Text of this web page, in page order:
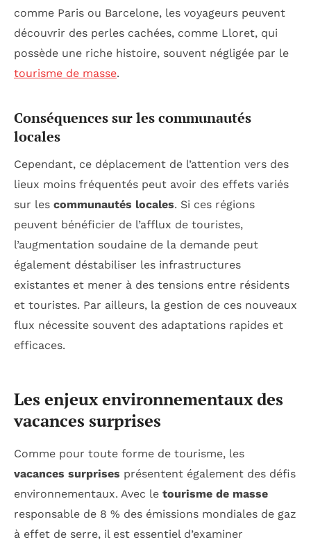
comme Paris ou Barcelone, les voyageurs peuvent
découvrir des perles cachées, comme Lloret, qui
possède une riche histoire, souvent négligée par le
tourisme de masse.
Conséquences sur les communautés
locales
Cependant, ce déplacement de l’attention vers des
lieux moins fréquentés peut avoir des effets variés
sur les communautés locales. Si ces régions
peuvent bénéficier de l’afflux de touristes,
l’augmentation soudaine de la demande peut
également déstabiliser les infrastructures
existantes et mener à des tensions entre résidents
et touristes. Par ailleurs, la gestion de ces nouveaux
flux nécessite souvent des adaptations rapides et
efficaces.
Les enjeux environnementaux des
vacances surprises
Comme pour toute forme de tourisme, les
vacances surprises présentent également des défis
environnementaux. Avec le tourisme de masse
responsable de 8 % des émissions mondiales de gaz
à effet de serre, il est essentiel d’examiner